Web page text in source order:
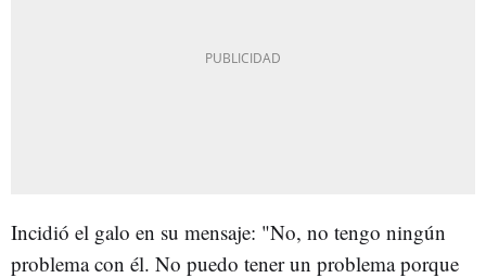
Incidió el galo en su mensaje: "No, no tengo ningún
problema con él. No puedo tener un problema porque